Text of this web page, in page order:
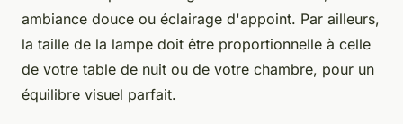
ambiance douce ou éclairage d'appoint. Par ailleurs,
la taille de la lampe doit être proportionnelle à celle
de votre table de nuit ou de votre chambre, pour un
équilibre visuel parfait.